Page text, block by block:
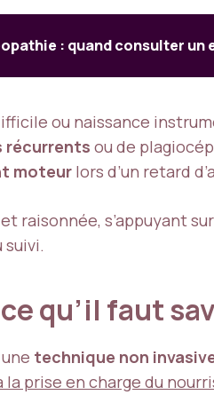
: quand consulter
ou naissance
récurrents ou de
moteur lors d’un retard
raisonnée, s’appuyant
suivi.
qu’il faut
technique non
prise en charge du